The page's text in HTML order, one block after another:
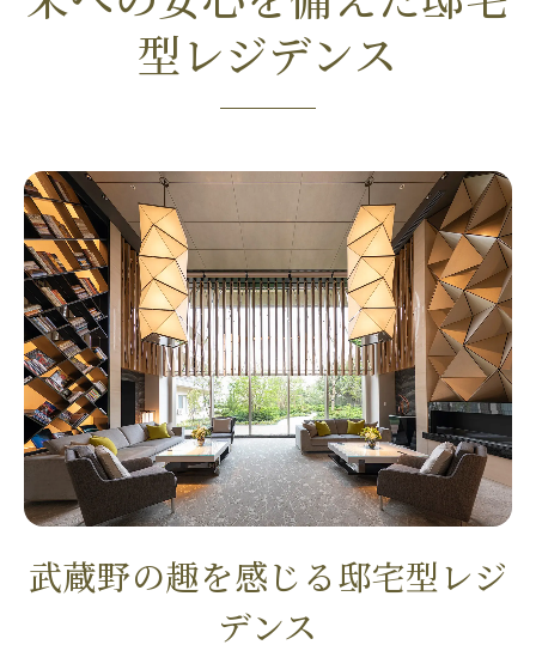
型レジデンス
武蔵野の趣を感じる邸宅型レジ
デンス